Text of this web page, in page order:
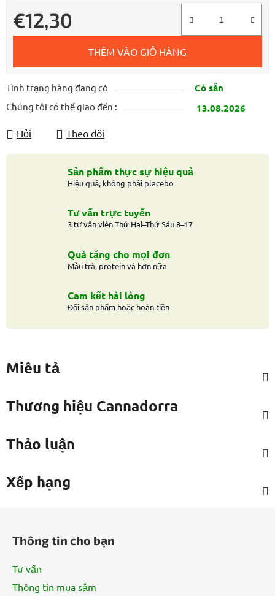
€12,30
Giá đo lường:
THÊM VÀO GIỎ HÀNG
Tình trạng hàng đang có Có sẵn
Chúng tôi có thể giao đến : 13.08.2026
Hỏi Theo dõi
Sản phẩm thực sự hiệu quả
Hiệu quả, không phải placebo
Tư vấn trực tuyến
3 tư vấn viên Thứ Hai–Thứ Sáu 8–17
Quà tặng cho mọi đơn
Mẫu trà, protein và hơn nữa
Cam kết hài lòng
Đổi sản phẩm hoặc hoàn tiền
Miêu tả
Thương hiệu Cannadorra
Thảo luận
Xếp hạng
Thông tin cho bạn
Tư vấn
Thông tin mua sắm